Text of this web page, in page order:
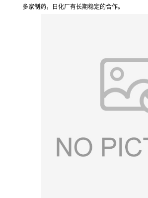
多家制药，日化厂有长期稳定的合作。